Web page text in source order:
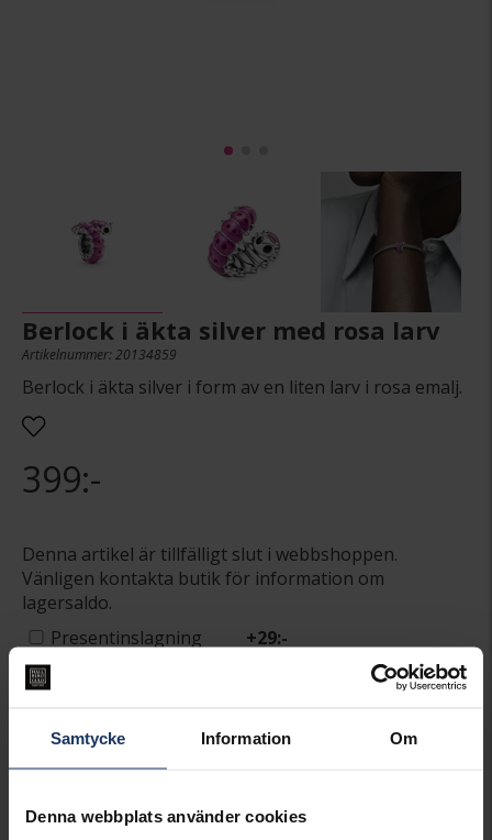
Samtycke Information Om
Denna webbplats använder cookies
Berlock i äkta silver med rosa larv
Artikelnummer: 20134859
Berlock i äkta silver i form av en liten larv i rosa emalj.
399:-
Denna artikel är tillfälligt slut i webbshoppen.
Vänligen kontakta butik för information om
lagersaldo.
Presentinslagning
+29:-
SLUTSÅLD - KONTAKTA BUTIK
Lagervara.
Öppet köp i 30 dagar vid onlineköp.